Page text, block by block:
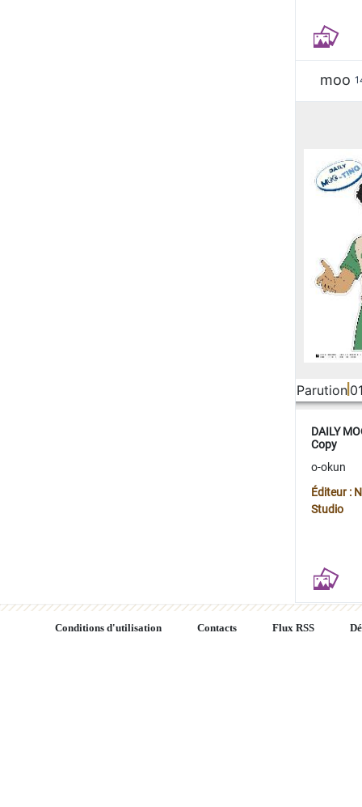
moo
Parution
DAILY
Copy
o-okun
Éditeur :
Studio
Conditions d'utilisation Contacts Flux RSS